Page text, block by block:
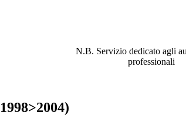
N.B. Servizio dedicato agli
professionali